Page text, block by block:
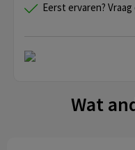
Eerst ervaren?
Wat